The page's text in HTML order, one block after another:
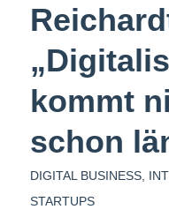
kommt
schon
DIGITAL BUSINESS,
STARTUPS